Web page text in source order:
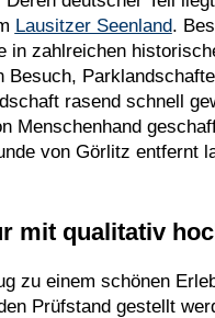
Lausitzer Seenland.
in zahlreichen
Besuch,
rasend schnell
Menschenhand
von Görlitz entfernt
mit qualitativ
zu einem schönen
Prüfstand gestellt